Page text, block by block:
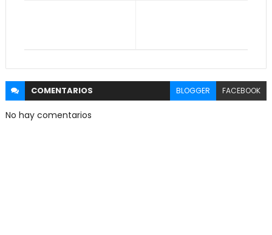
COMENTARIOS BLOGGER FACEBOOK
No hay comentarios